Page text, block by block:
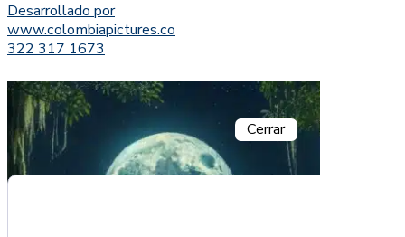
Desarrollado por
www.colombiapictures.co
322 317 1673
Cerrar